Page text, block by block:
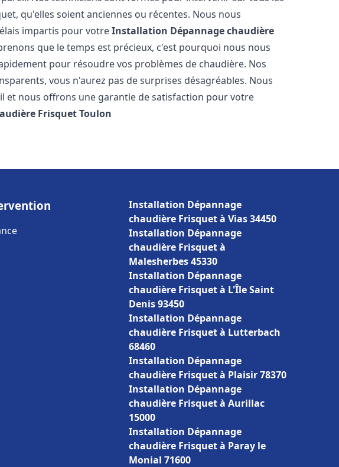
qu'elles soient anciennes ou récentes. Nous nous
impartis pour votreInstallation Dépannage chaudière
que le temps est précieux, c'est pourquoi nous nous
pour résoudre vos problèmes de chaudière. Nos
vous n'aurez pas de surprises désagréables. Nous
et nous offrons une garantie de satisfaction pour votre
FrisquetToulon
Installation Dépannage
chaudière Frisquet à Vias 34450
Installation Dépannage
chaudière Frisquet à
Malesherbes 45330
Installation Dépannage
chaudière Frisquet à L'Île Saint
Denis 93450
Installation Dépannage
chaudière Frisquet à Lutterbach
68460
Installation Dépannage
chaudière Frisquet à Plaisir 78370
Installation Dépannage
chaudière Frisquet à Aurillac
15000
Installation Dépannage
chaudière Frisquet à Paray le
Monial 71600